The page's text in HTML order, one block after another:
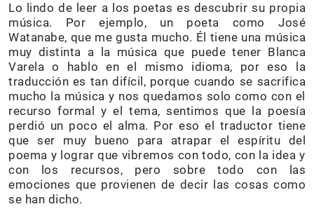
Lo lindo de leer a los poetas es descubrir su propia
música. Por ejemplo, un poeta como José
Watanabe, que me gusta mucho. Él tiene una música
muy distinta a la música que puede tener Blanca
Varela o hablo en el mismo idioma, por eso la
traducción es tan difícil, porque cuando se sacrifica
mucho la música y nos quedamos solo como con el
recurso formal y el tema, sentimos que la poesía
perdió un poco el alma. Por eso el traductor tiene
que ser muy bueno para atrapar el espíritu del
poema y lograr que vibremos con todo, con la idea y
con los recursos, pero sobre todo con las
emociones que provienen de decir las cosas como
se han dicho.